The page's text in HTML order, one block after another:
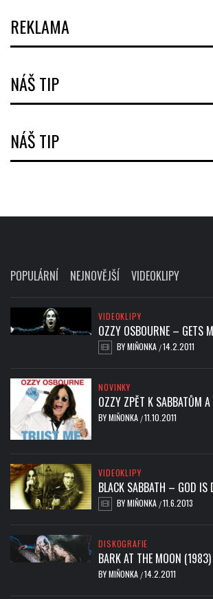
REKLAMA
NÁŠ TIP
NÁŠ TIP
POPULÁRNÍ NEJNOVĚJŠÍ VIDEOKLIPY
VIDEOKLIPY
OZZY OSBOURNE – GETS
BYMIŇONKA /14.2.2011
NOVINKY
OZZY ZPĚT K SABBATŮM
BYMIŇONKA /11.10.2011
VIDEOKLIPY
BLACK SABBATH – GOD IS
BYMIŇONKA /11.6.2013
DISKOGRAFIE
BARK AT THE MOON (1983)
BYMIŇONKA /14.2.2011